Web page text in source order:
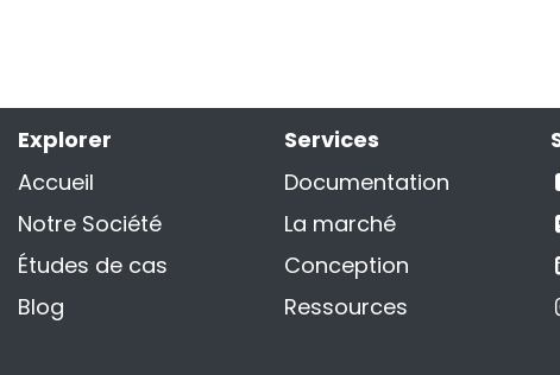
Explorer
Accueil
Notre Société
Études de cas
Blog
Services
Documentation
La marché
Conception
Ressources